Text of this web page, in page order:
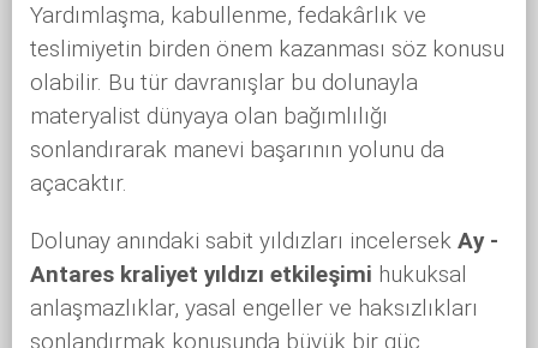
Yardımlaşma, kabullenme, fedakârlık ve
teslimiyetin birden önem kazanması söz konusu
olabilir. Bu tür davranışlar bu dolunayla
materyalist dünyaya olan bağımlılığı
sonlandırarak manevi başarının yolunu da
açacaktır.
Dolunay anındaki sabit yıldızları incelersek Ay -
Antares kraliyet yıldızı etkileşimi hukuksal
anlaşmazlıklar, yasal engeller ve haksızlıkları
sonlandırmak konusunda büyük bir güç